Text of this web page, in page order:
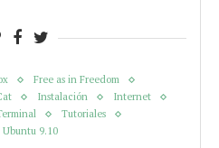
Free as in Freedom
Instalación
Internet
Tutoriales
Ubuntu 9.10